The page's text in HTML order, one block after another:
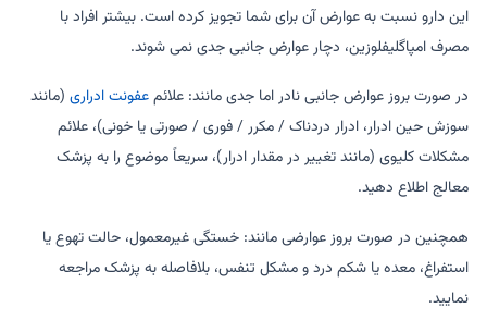
این دارو نسبت به عوارض آن برای شما تجویز کرده است. بیشتر افراد با
مصرف امپاگلیفلوزین، دچار عوارض جانبی جدی نمی شوند.
در صورت بروز عوارض جانبی نادر اما جدی مانند: علائمعفونت ادراری (مانند
سوزش حین ادرار، ادرار دردناک / مکرر / فوری / صورتی یا خونی)، علائم
مشکلات کلیوی (مانند تغییر در مقدار ادرار)، سریعاً موضوع را به پزشک
معالج اطلاع دهید.
همچنین در صورت بروز عوارضی مانند: خستگی غیرمعمول، حالت تهوع یا
استفراغ، معده یا شکم درد و مشکل تنفس، بلافاصله به پزشک مراجعه
نمایید.